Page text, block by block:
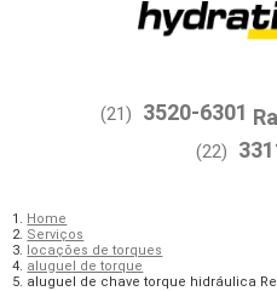
(21) 3520-6301
(22)
Home
Serviços
locações de torques
aluguel de torque
aluguel de chave torque hidráulica